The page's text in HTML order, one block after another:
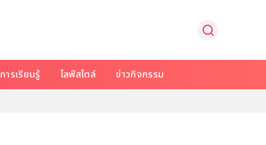
การเรียนรู้ ไลฟ์สไตล์ ข่าวกิจกรรม